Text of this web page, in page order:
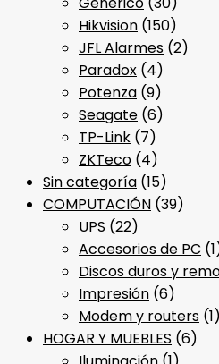
Hikvision (150)
JFL Alarmes (2)
Paradox (4)
Potenza (9)
Seagate (6)
TP-Link (7)
ZKTeco (4)
Sin categoría (15)
COMPUTACIÓN (39)
UPS (22)
Accesorios de PC
Discos duros y
Impresión (6)
Modem y routers (1)
HOGAR Y MUEBLES (6)